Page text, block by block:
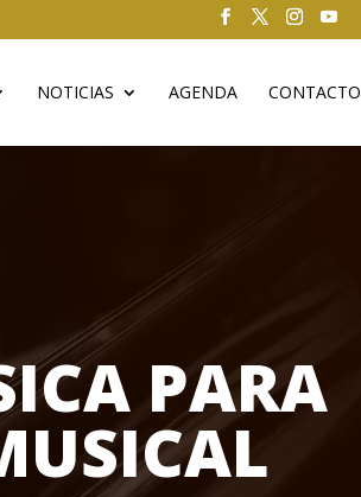
NOTICIAS AGENDA CONTACTO
PARA